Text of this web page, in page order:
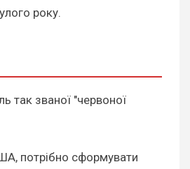
року.
так званої "червоної
потрібно сформувати